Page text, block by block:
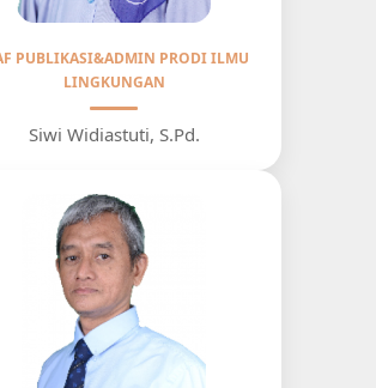
PUBLIKASI&ADMIN PRODI ILMU
LINGKUNGAN
Siwi Widiastuti, S.Pd.